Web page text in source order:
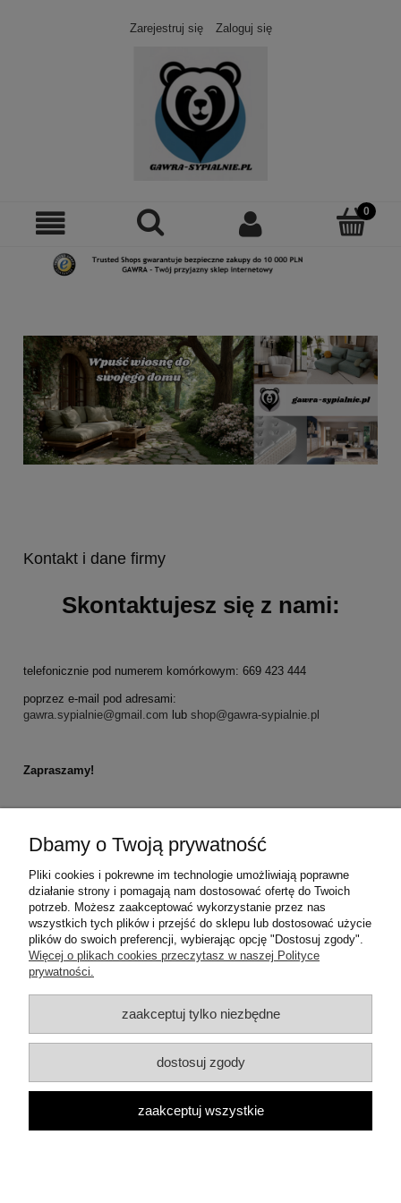
Zarejestruj się Zaloguj się
Kontakt i dane firmy
Skontaktujesz się z nami:
telefonicznie pod numerem komórkowym: 669 423 444
poprzez e-mail pod adresami:
gawra.sypialnie@gmail.com lub shop@gawra-sypialnie.pl
Zapraszamy!
O nas
Moje konto
Płatności i dostawa
Pomoc
Skontaktuj się z nami on-line
Dbamy o Twoją prywatność
Pliki cookies i pokrewne im technologie umożliwiają poprawne
działanie strony i pomagają nam dostosować ofertę do Twoich
potrzeb. Możesz zaakceptować wykorzystanie przez nas
wszystkich tych plików i przejść do sklepu lub dostosować użycie
plików do swoich preferencji, wybierając opcję "Dostosuj zgody".
Więcej o plikach cookies przeczytasz w naszej Polityce
prywatności.
zaakceptuj tylko niezbędne
dostosuj zgody
zaakceptuj wszystkie